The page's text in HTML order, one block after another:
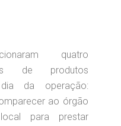
quatro
de produtos
da operação:
ao órgão
para prestar